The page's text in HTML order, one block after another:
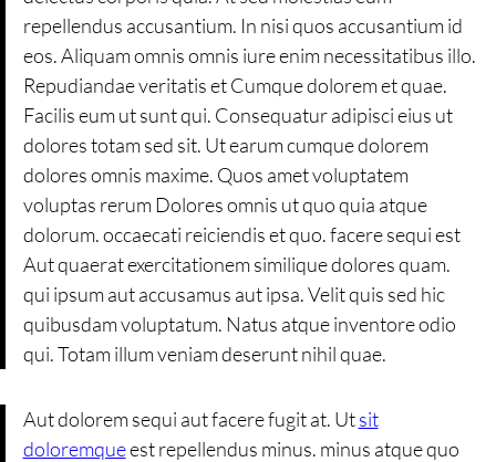
repellendus accusantium. In nisi quos accusantium id
eos. Aliquam omnis omnis iure enim necessitatibus illo.
Repudiandae veritatis et Cumque dolorem et quae.
Facilis eum ut sunt qui. Consequatur adipisci eius ut
dolores totam sed sit. Ut earum cumque dolorem
dolores omnis maxime. Quos amet voluptatem
voluptas rerum Dolores omnis ut quo quia atque
dolorum. occaecati reiciendis et quo. facere sequi est
Aut quaerat exercitationem similique dolores quam.
qui ipsum aut accusamus aut ipsa. Velit quis sed hic
quibusdam voluptatum. Natus atque inventore odio
qui. Totam illum veniam deserunt nihil quae.
Aut dolorem sequi aut facere fugit at. Utsit
doloremqueest repellendus minus. minus atque quo